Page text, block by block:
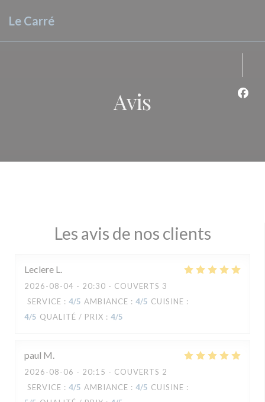
Le Carré
Avis
Les avis de nos clients
Leclere L
2026-08-04 - 20:30 - COUVERTS 3
SERVICE : 4/5 AMBIANCE : 4/5 CUISINE :
4/5 QUALITÉ / PRIX : 4/5
paul M
2026-08-06 - 20:15 - COUVERTS 2
SERVICE : 4/5 AMBIANCE : 4/5 CUISINE :